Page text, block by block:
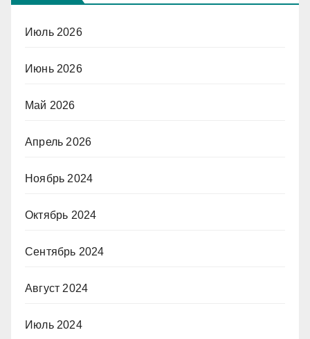
Июль 2026
Июнь 2026
Май 2026
Апрель 2026
Ноябрь 2024
Октябрь 2024
Сентябрь 2024
Август 2024
Июль 2024